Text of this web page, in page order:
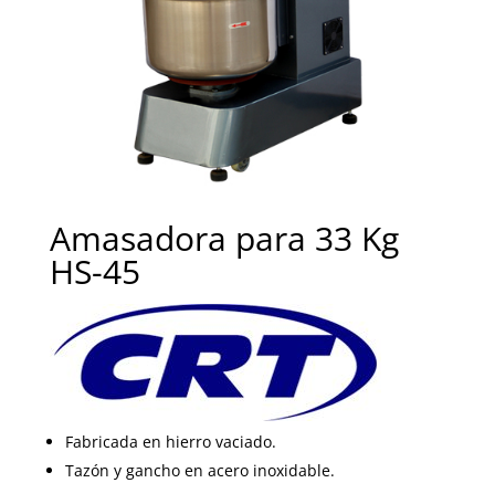
Amasadora para 33 Kg
HS-45
Fabricada en hierro vaciado.
Tazón y gancho en acero inoxidable.